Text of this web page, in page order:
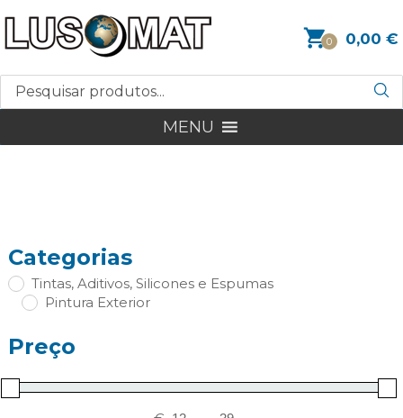
0 0,00 €
MENU
Categorias
Tintas, Aditivos, Silicones e Espumas
Pintura Exterior
Preço